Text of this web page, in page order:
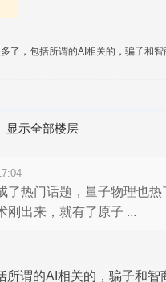
了，包括所谓的AI相关的，骗子和
显示全部楼层
热门话题，量子物理也热
刚出来，就有了原子 ...
谓的AI相关的，骗子和智